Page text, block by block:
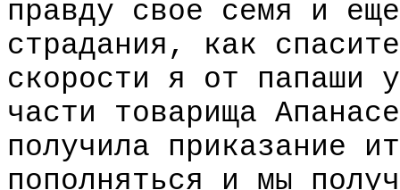
правду свое семя и
страдания, как
скорости я от папаши
части товарища
получила приказание
пополняться и мы